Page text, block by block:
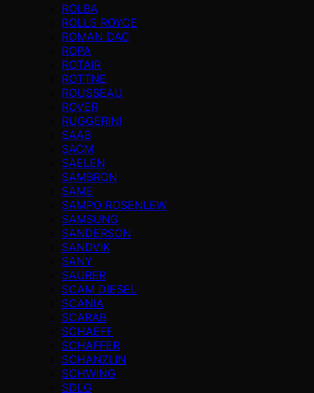
ROLBA
ROLLS ROYCE
ROMAN DAC
ROPA
ROTAIR
ROTTNE
ROUSSEAU
ROVER
RUGGERINI
SAAB
SACM
SAELEN
SAMBRON
SAME
SAMPO ROSENLEW
SAMSUNG
SANDERSON
SANDVIK
SANY
SAURER
SCAM DIESEL
SCANIA
SCARAB
SCHAEFF
SCHAFFER
SCHANZLIN
SCHWING
SDLG